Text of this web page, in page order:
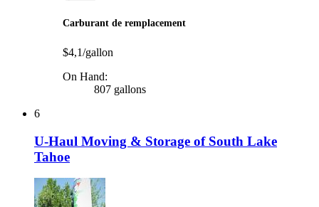
Carburant de remplacement
$4,1/gallon
On Hand:
807 gallons
6
U-Haul Moving & Storage of South Lake
Tahoe